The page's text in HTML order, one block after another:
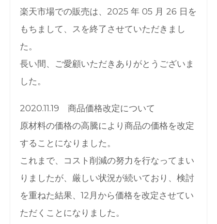
楽天市場での販売は、2025 年 05 月 26 日を
もちまして、スを終了させていただきまし
た。
長い間、ご愛顧いただきありがとうございま
した。
2020.11.19 商品価格改定について
原材料の価格の高騰により商品の価格を改定
することになりました。
これまで、コスト削減の努力を行なってまい
りましたが、厳しい状況が続いており、検討
を重ねた結果、12月から価格を改定させてい
ただくことになりました。